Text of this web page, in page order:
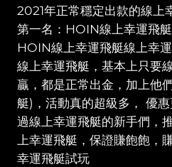
2021年正常穩定出款的線上
第一名：HOIN線上幸運飛艇
HOIN線上幸運飛艇線上幸
線上幸運飛艇，基本上只要
贏，都是正常出金，加上他
艇)，活動真的超級多， 優
過線上幸運飛艇的新手們，
上幸運飛艇，保證賺飽飽，
幸運飛艇試玩